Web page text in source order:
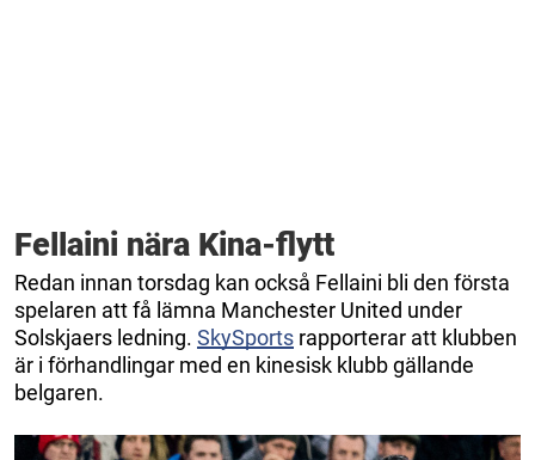
Fellaini nära Kina-flytt
Redan innan torsdag kan också Fellaini bli den första
spelaren att få lämna Manchester United under
Solskjaers ledning. SkySports rapporterar att klubben
är i förhandlingar med en kinesisk klubb gällande
belgaren.